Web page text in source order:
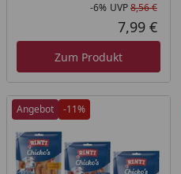
-6% UVP8,56 €
7,99 €
Zum Produkt
Angebot -11%